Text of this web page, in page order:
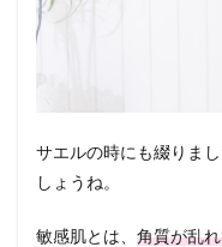
サエルの時にも綴りま
しょうね。
敏感肌とは、 角質が乱